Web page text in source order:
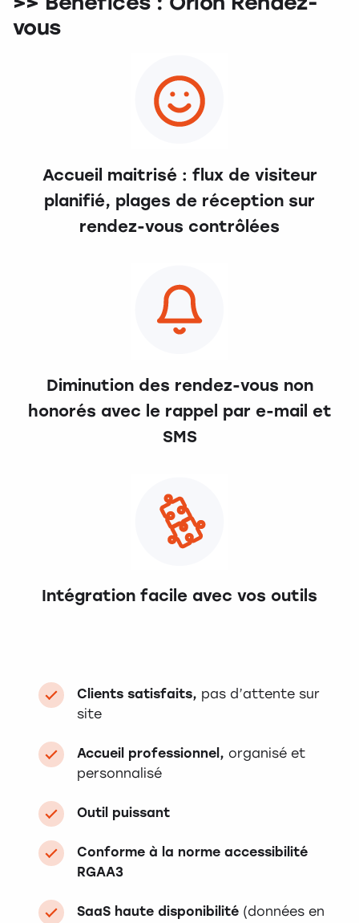
vous
Accueil maitrisé : flux de visiteur
planifié, plages de réception sur
rendez-vous contrôlées
Diminution des rendez-vous non
honorés avec le rappel par e-mail et
SMS
Intégration facile avec vos outils
Clients satisfaits, pas d’attente sur
site
Accueil professionnel, organisé et
personnalisé
Outil puissant
Conforme à la norme accessibilité
RGAA3
SaaS haute disponibilité (données en